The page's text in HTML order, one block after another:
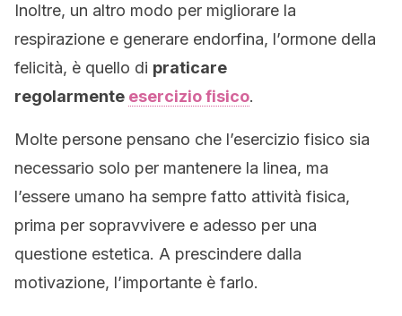
Inoltre, un altro modo per migliorare la
respirazione e generare endorfina, l’ormone della
felicità, è quello di praticare
regolarmente esercizio fisico.
Molte persone pensano che l’esercizio fisico sia
necessario solo per mantenere la linea, ma
l’essere umano ha sempre fatto attività fisica,
prima per sopravvivere e adesso per una
questione estetica. A prescindere dalla
motivazione, l’importante è farlo.